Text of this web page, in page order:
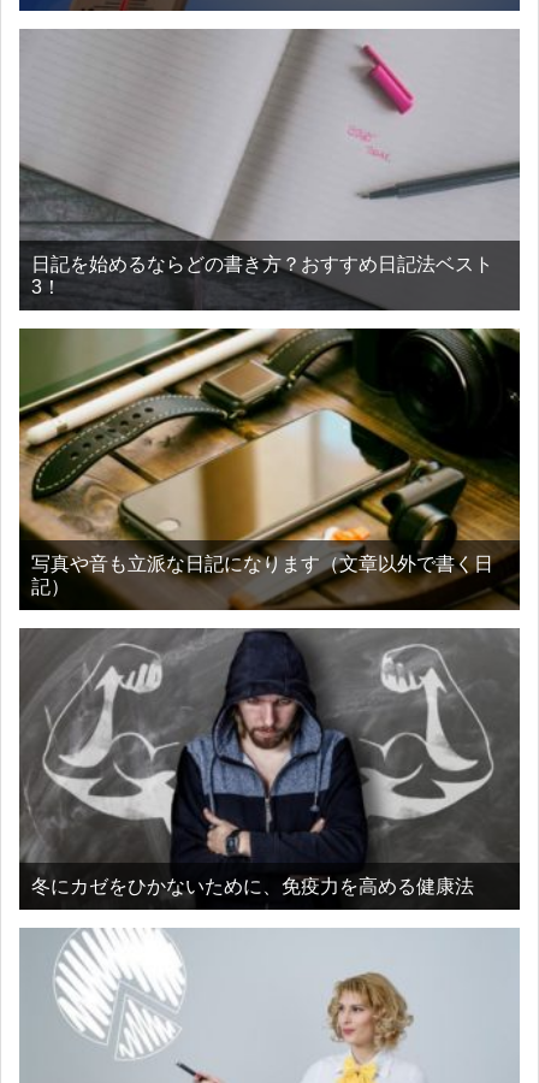
日記を始めるならどの書き方？おすすめ日記法ベスト
3！
写真や音も立派な日記になります（文章以外で書く日
記）
冬にカゼをひかないために、免疫力を高める健康法